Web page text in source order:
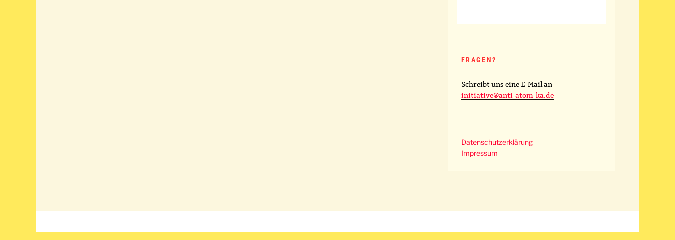
FRAGEN?
Schreibt uns eine E-Mail an
initiative@anti-atom-ka.de
Datenschutzerklärung
Impressum